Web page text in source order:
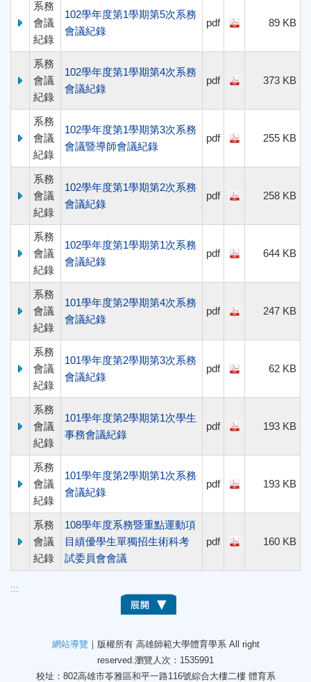
系務
會議
紀錄
102學年度第1學期第5次系務
會議紀錄
pdf 89 KB
系務
會議
紀錄
102學年度第1學期第4次系務
會議紀錄
pdf 373 KB
系務
會議
紀錄
102學年度第1學期第3次系務
會議暨導師會議紀錄
pdf 255 KB
系務
會議
紀錄
102學年度第1學期第2次系務
會議紀錄
pdf 258 KB
系務
會議
紀錄
102學年度第1學期第1次系務
會議紀錄
pdf 644 KB
系務
會議
紀錄
101學年度第2學期第4次系務
會議紀錄
pdf 247 KB
系務
會議
紀錄
101學年度第2學期第3次系務
會議紀錄
pdf 62 KB
系務
會議
紀錄
101學年度第2學期第1次學生
事務會議紀錄
pdf 193 KB
系務
會議
紀錄
101學年度第2學期第1次系務
會議紀錄
pdf 193 KB
系務
會議
紀錄
108學年度系務暨重點運動項
目績優學生單獨招生術科考
試委員會會議
pdf 160 KB
:::
網站導覽 ｜版權所有 高雄師範大學體育學系 All right
reserved.瀏覽人次：1535991
校址：802高雄市苓雅區和平一路116號綜合大樓二樓 體育系